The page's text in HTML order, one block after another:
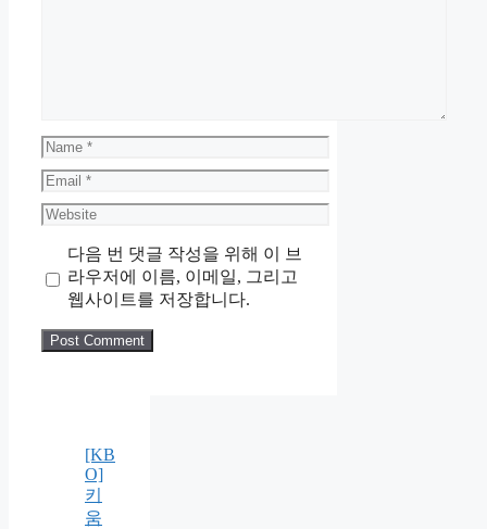
Name
Email
Website
다음 번 댓글 작성을 위해 이 브
라우저에 이름, 이메일, 그리고
웹사이트를 저장합니다.
[KB
O]
키
움